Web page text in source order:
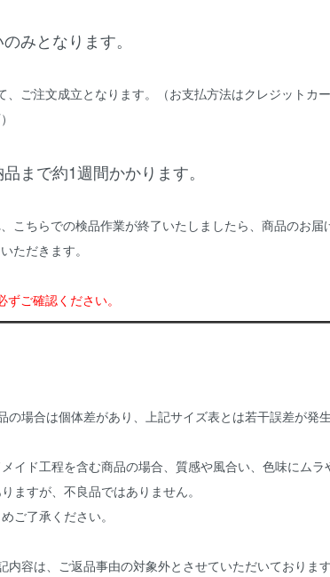
みとなります。
、ご注文成立となります。（お支払方法はクレジットカ
まで約1週間かかります。
こちらでの検品作業が終了いたしましたら、商品のお届
ただきます。
ご確認ください。
の場合は個体差があり、上記サイズ表とは若干誤差が発
イド工程を含む商品の場合、質感や風合い、色味にムラ
ますが、不良品ではありません。
ご了承ください。
内容は、ご返品事由の対象外とさせていただいておりま